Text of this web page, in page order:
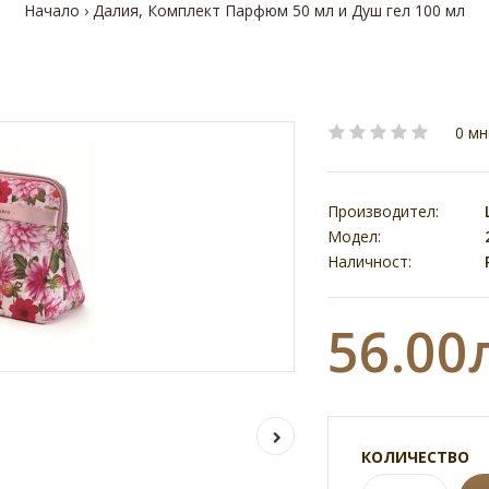
Начало Далия, Комплект Парфюм 50 мл и Душ гел 100 мл
0
Производител:
Модел:
Наличност:
КОЛИЧЕСТВО